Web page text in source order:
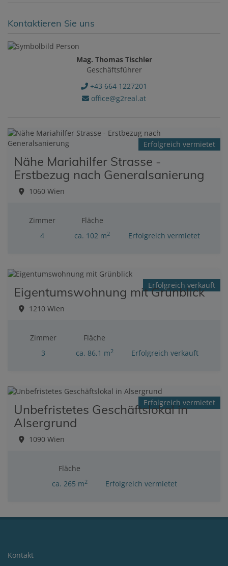
Kontaktieren Sie uns
Mag. Thomas Tischler
Geschäftsführer
+43 664 1227201
office@g2real.at
Erfolgreich vermietet
Nähe Mariahilfer Strasse -
Erstbezug nach Generalsanierung
1060 Wien
Zimmer
4
Fläche
ca. 102 m2 Erfolgreich vermietet
Erfolgreich verkauft
Eigentumswohnung mit Grünblick
1210 Wien
Zimmer
3
Fläche
ca. 86,1 m2 Erfolgreich verkauft
Erfolgreich vermietet
Unbefristetes Geschäftslokal in
Alsergrund
1090 Wien
Fläche
ca. 265 m2 Erfolgreich vermietet
Kontakt